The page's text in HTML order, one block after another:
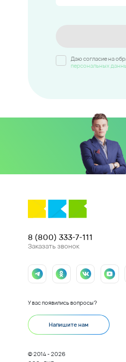
Даю согласие на
персональных
8 (800) 333-7-111
Заказать звонок
У вас появились вопросы?
Напишите нам
© 2014 - 2026